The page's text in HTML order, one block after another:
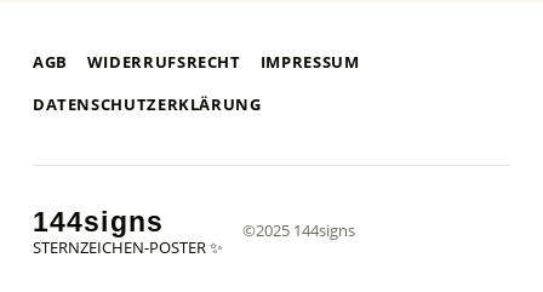
AGB WIDERRUFSRECHT
IMPRESSUM
DATENSCHUTZERKLÄRUNG
144signs
STERNZEICHEN-POSTER ✨
©2025 144signs